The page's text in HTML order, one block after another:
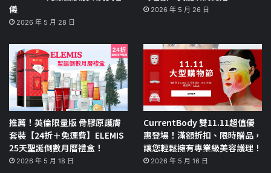
儀
2026 年 5 月 28 日
2026 年 5 月 26 日
推薦！英倫限量版 骨膠原護膚
套裝【24折＋免運費】ELEMIS
25天聖誕倒數月曆禮盒！
2026 年 5 月 18 日
CurrentBody 雙11.11超值優
惠登場！滿額折扣、限時贈品，
讓您輕鬆擁有專業級美容護理！
2026 年 5 月 16 日